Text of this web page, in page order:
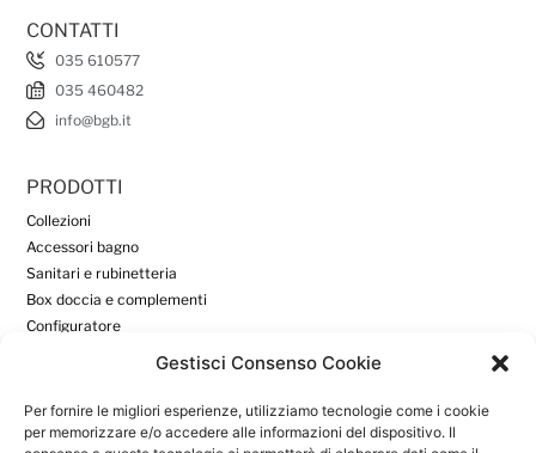
Gestisci Consenso Cookie
Per fornire le migliori esperienze, utilizziamo tecnologie come i cookie
per memorizzare e/o accedere alle informazioni del dispositivo. Il
CONTATTI
035 610577
035 460482
info@bgb.it
PRODOTTI
Collezioni
Accessori bagno
Sanitari e rubinetteria
Box doccia e complementi
Configuratore
Download